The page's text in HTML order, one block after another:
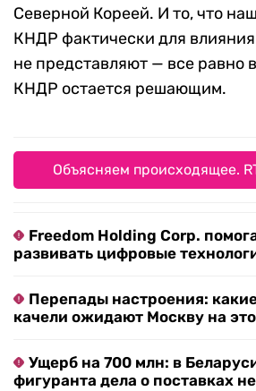
Северной Кореей. И то, что
КНДР фактически для
не представляют — все равно
КНДР остается решающим.
Объясняем происходящее.
Freedom Holding Corp.
развивать цифровые
Перепады настроения:
качели ожидают Москву на
Ущерб на 700 млн: в
фигуранта дела о поставках